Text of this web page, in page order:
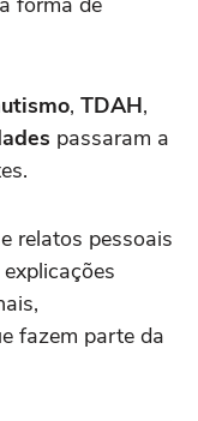
, TDAH,
passaram a
relatos pessoais
fazem parte da